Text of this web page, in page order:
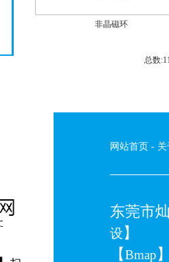
非晶磁环
总数
网站首页 -
东莞市
设】
【Bmap